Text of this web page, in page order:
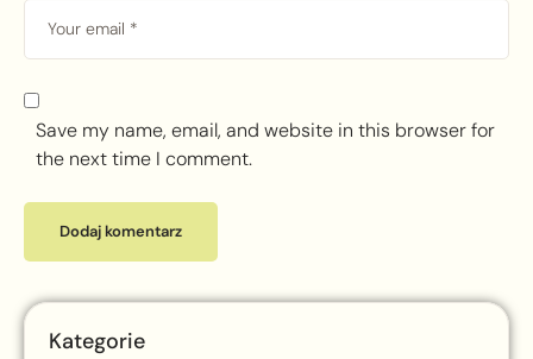
Save my name, email, and website in this browser for
the next time I comment.
Kategorie